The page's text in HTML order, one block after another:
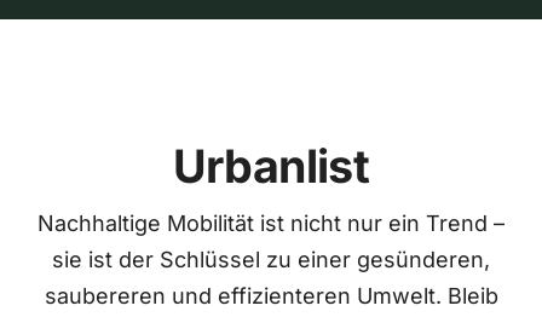
Urbanlist
Nachhaltige Mobilität ist nicht nur ein Trend –
sie ist der Schlüssel zu einer gesünderen,
saubereren und effizienteren Umwelt. Bleib